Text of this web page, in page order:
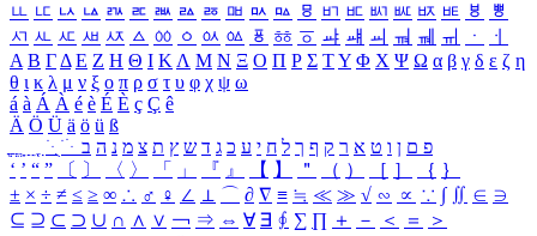
ㅥ ㅦ ㅧ ㅨ ㅩ ㅪ ㅫ ㅬ ㅭ ㅮ ㅯ ㅰ ㅱ ㅲ ㅳ ㅴ ㅵ ㅶ ㅷ ㅸ
ㅹ
ㅺ ㅻ ㅼ ㅽ ㅾ ㅿ ㆀ ㆁ ㆂ ㆃ ㆄ ㆅ ㆆ ㆇ ㆈ ㆉ ㆊ ㆋ ㆌ ㆍ
ㆎ
Α Β ΓΔ Ε Ζ Η Θ Ι ΚΛ Μ Ν Ξ Ο Π Ρ Σ ΤΥ Φ Χ Ψ Ω α β γ δ ε ζ η
θ ι κ λ μ ν ξ ο π ρ σ τ υ φ χ ψ ω
á à Á À é è É È ç Ç ê
Ä Ö Ü ä ö ü ß
ִֶֹ ֻּ ׁׂ פ ם ן ו ט א ר ק ף ך ל ח י ע כ ג ד ש ץ ת צ מ נ ה ב
‘ ’ “ ” 〔 〕 〈 〉 「 」 『 』 【 】 ＂ （ ） ［ ］ ｛ ｝
± × ÷ ≠ ≤ ≥ ∞ ∴ ♂ ♀ ∠ ⊥ ⌒ ∂ ∇ ≡ ≒ ≪ ≫ √ ∽ ∝ ∵ ∫ ∬ ∈ ∋
⊆ ⊇ ⊂ ⊃ ∪ ∩ ∧ ∨ ￢ ⇒ ⇔ ∀ ∃ ∮ ∑ ∏ ＋ － ＜ ＝
＞